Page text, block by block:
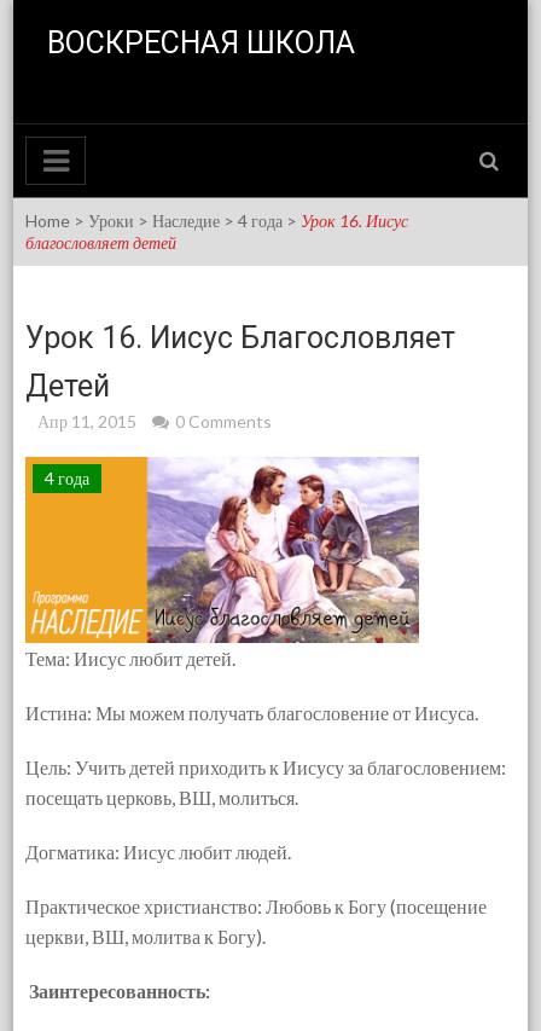
ВОСКРЕСНАЯ ШКОЛА
Home >Уроки >Наследие >4 года > Урок 16. Иисус
благословляет детей
Урок 16. Иисус Благословляет
Детей
Апр 11, 2015 0 Comments
4 года
Тема: Иисус любит детей.
Истина: Мы можем получать благословение от Иисуса.
Цель: Учить детей приходить к Иисусу за благословением:
посещать церковь, ВШ, молиться.
Догматика: Иисус любит людей.
Практическое христианство: Любовь к Богу (посещение
церкви, ВШ, молитва к Богу).
Заинтересованность: